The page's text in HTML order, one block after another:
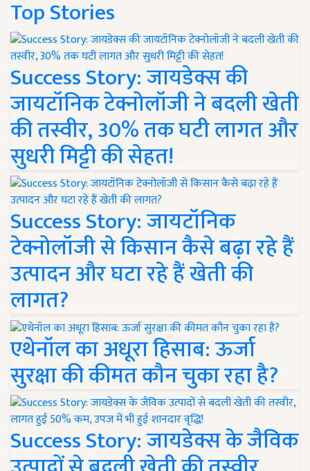
Top Stories
Success Story: जायडेक्स की
जायटॉनिक टेक्नोलॉजी ने बदली खेती
की तस्वीर, 30% तक घटी लागत और
सुधरी मिट्टी की सेहत!
Success Story: जायटॉनिक
टेक्नोलॉजी से किसान कैसे बढ़ा रहे हैं
उत्पादन और घटा रहे हैं खेती की
लागत?
एथेनॉल का अधूरा हिसाब: ऊर्जा
सुरक्षा की कीमत कौन चुका रहा है?
Success Story: जायडेक्स के जैविक